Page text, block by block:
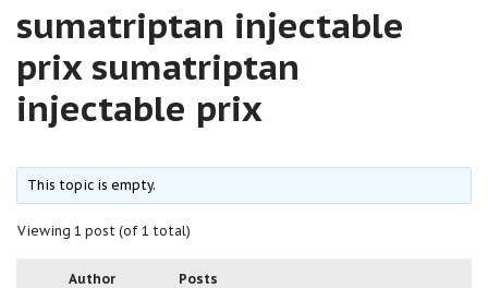
sumatriptan injectable
prix sumatriptan
injectable prix
This topic is empty.
Viewing 1 post (of 1 total)
Author Posts